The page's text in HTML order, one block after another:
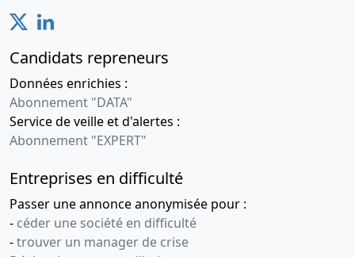
Candidats repreneurs
Données enrichies :
Abonnement "DATA"
Service de veille et d'alertes :
Abonnement "EXPERT"
Entreprises en difficulté
Passer une annonce anonymisée pour :
- céder une société en difficulté
-trouver un manager de crise